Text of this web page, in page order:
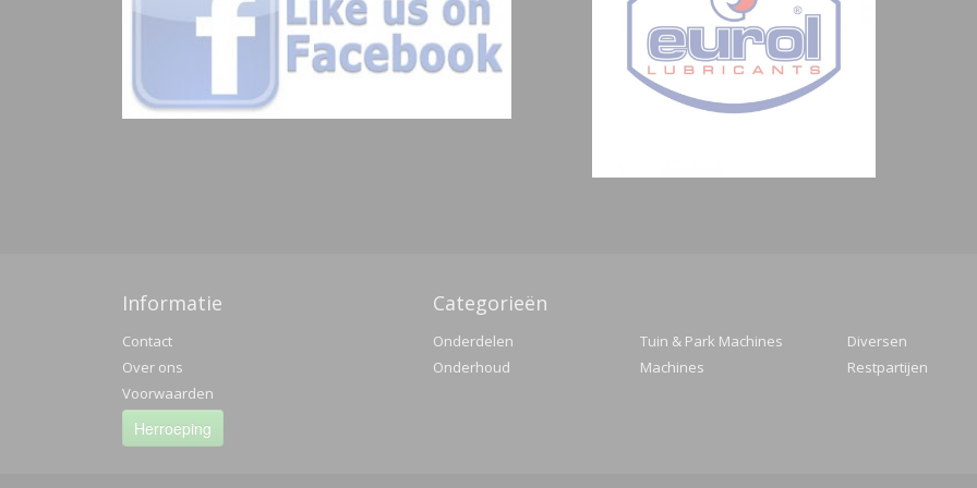
Informatie
Contact
Over ons
Voorwaarden
Herroeping
Categorieën
Onderdelen
Onderhoud
Tuin & Park Machines
Machines
Diversen
Restpartijen